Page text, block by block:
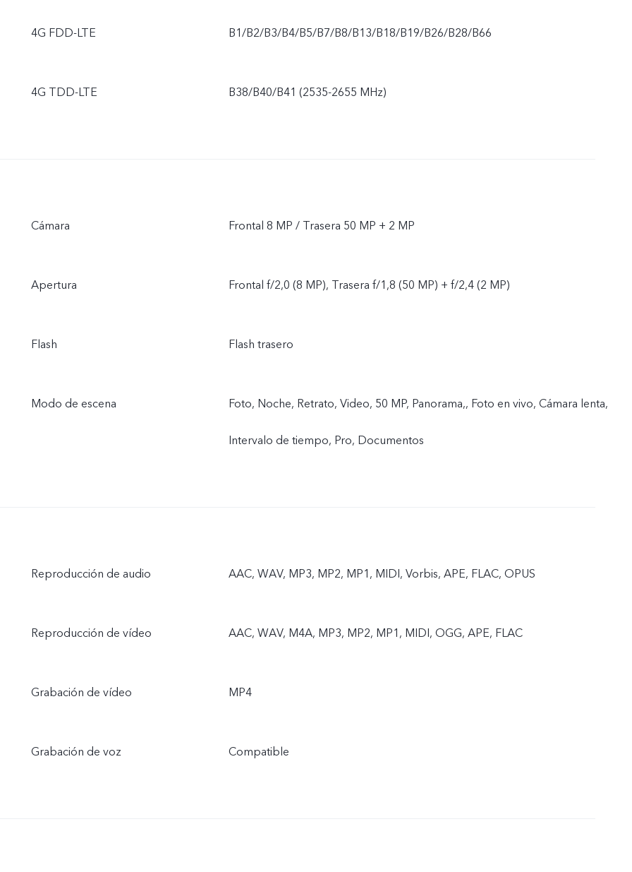
4G FDD-LTE B1/B2/B3/B4/B5/B7/B8/B13/B18/B19/B26/B28/B66
4G TDD-LTE B38/B40/B41 (2535-2655 MHz)
Cámara Frontal 8 MP / Trasera 50 MP + 2 MP
Apertura Frontal f/2,0 (8 MP), Trasera f/1,8 (50 MP) + f/2,4 (2 MP)
Flash Flash trasero
Modo de escena Foto, Noche, Retrato, Video, 50 MP, Panorama,, Foto en vivo, Cámara lenta,
Intervalo de tiempo, Pro, Documentos
Reproducción de audio AAC, WAV, MP3, MP2, MP1, MIDI, Vorbis, APE, FLAC, OPUS
Reproducción de vídeo AAC, WAV, M4A, MP3, MP2, MP1, MIDI, OGG, APE, FLAC
Grabación de vídeo MP4
Grabación de voz Compatible